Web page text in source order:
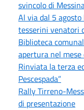
svincolo di
Al via dal 5
tesserini venatori
Biblioteca
apertura nel
Rinviata la terza
Pescespada”
Rally Tirreno-
di presentazione